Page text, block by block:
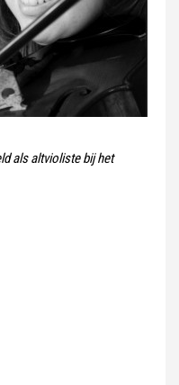
als altvioliste bij het